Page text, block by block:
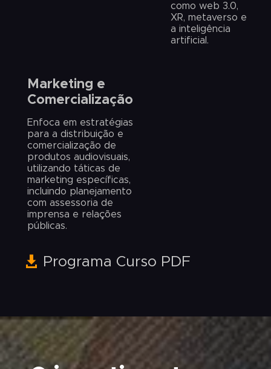
como web 3.0,
XR, metaverso e
a inteligência
artificial.
Marketing e
Comercialização
Enfoca em estratégias
para a distribuição e
comercialização de
produtos audiovisuais,
utilizando táticas de
marketing específicas,
incluindo planejamento
com assessoria de
imprensa e relações
públicas.
Programa Curso PDF